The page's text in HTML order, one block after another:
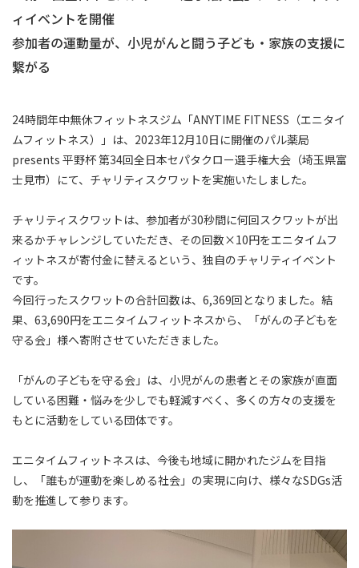
ィイベントを開催
参加者の運動量が、小児がんと闘う子ども・家族の支援に
繋がる
24時間年中無休フィットネスジム「ANYTIME FITNESS（エニタイ
ムフィットネス）」は、2023年12月10日に開催のパル薬局
presents 平野杯 第34回全日本セパタクロー選手権大会（埼玉県富
士見市）にて、チャリティスクワットを実施いたしました。
チャリティスクワットは、参加者が30秒間に何回スクワットが出
来るかチャレンジしていただき、その回数×10円をエニタイムフ
ィットネスが寄付金に替えるという、独自のチャリティイベント
です。
今回行ったスクワットの合計回数は、6,369回となりました。結
果、63,690円をエニタイムフィットネスから、「がんの子どもを
守る会」様へ寄附させていただきました。
「がんの子どもを守る会」は、小児がんの患者とその家族が直面
している困難・悩みを少しでも軽減すべく、多くの方々の支援を
もとに活動をしている団体です。
エニタイムフィットネスは、今後も地域に開かれたジムを目指
し、「誰もが運動を楽しめる社会」の実現に向け、様々なSDGs活
動を推進して参ります。